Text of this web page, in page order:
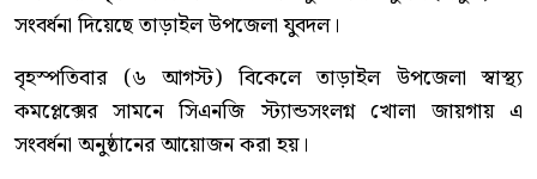
সংবর্ধনা দিয়েছে তাড়াইল উপজেলা যুবদল।
বৃহস্পতিবার (৬ আগস্ট) বিকেলে তাড়াইল উপজেলা স্বাস্থ্য
কমপ্লেক্সের সামনে সিএনজি স্ট্যান্ডসংলগ্ন খোলা জায়গায় এ
সংবর্ধনা অনুষ্ঠানের আয়োজন করা হয়।